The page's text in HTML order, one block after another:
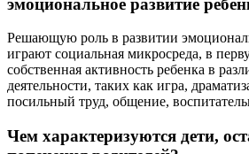
Решающую роль в развитии
играют социальная микросреда, в
собственная активность ребенка в
деятельности, таких как игра,
посильный труд, общение,
Чем характеризуются дети,